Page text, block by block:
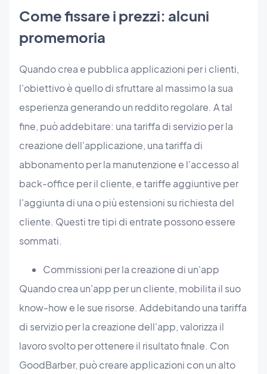
Come fissare i prezzi: alcuni
promemoria
Quando crea e pubblica applicazioni per i clienti,
l'obiettivo è quello di sfruttare al massimo la sua
esperienza generando un reddito regolare. A tal
fine, può addebitare: una tariffa di servizio per la
creazione dell'applicazione, una tariffa di
abbonamento per la manutenzione e l'accesso al
back-office per il cliente, e tariffe aggiuntive per
l'aggiunta di una o più estensioni su richiesta del
cliente. Questi tre tipi di entrate possono essere
sommati.
Commissioni per la creazione di un'app
Quando crea un'app per un cliente, mobilita il suo
know-how e le sue risorse. Addebitando una tariffa
di servizio per la creazione dell'app, valorizza il
lavoro svolto per ottenere il risultato finale. Con
GoodBarber, può creare applicazioni con un alto